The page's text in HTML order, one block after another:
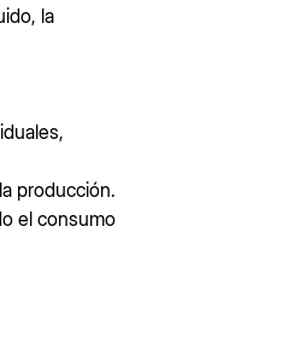
la
producción.
el consumo